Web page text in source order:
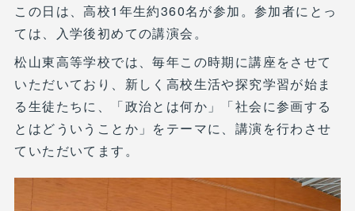
この日は、高校1年生約360名が参加。参加者にとっ
ては、入学後初めての講演会。
松山東高等学校では、毎年この時期に講座をさせて
いただいており、新しく高校生活や探究学習が始ま
る生徒たちに、「政治とは何か」「社会に参画する
とはどういうことか」をテーマに、講演を行わさせ
ていただいてます。